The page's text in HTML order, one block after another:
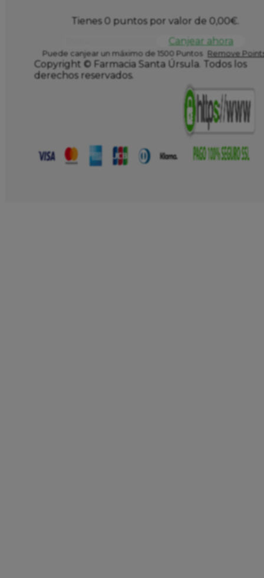
Tienes 0 puntos por valor de 0,00€.
Canjear ahora
Puede canjear un máximo de 1500 Puntos Remove
Copyright © Farmacia Santa Úrsula. Todos los
derechos reservados.